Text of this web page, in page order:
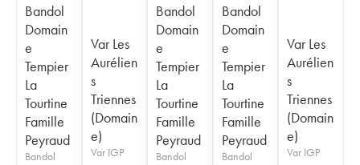
Bandol
Domain
e
Tempier
La
Tourtine
Famille
Peyraud
Bandol
Var Les
Aurélien
s
Triennes
(Domain
e)
Var IGP
Bandol
Domain
e
Tempier
La
Tourtine
Famille
Peyraud
Bandol
Bandol
Domain
e
Tempier
La
Tourtine
Famille
Peyraud
Bandol
Var Les
Aurélien
s
Triennes
(Domain
e)
Var IGP